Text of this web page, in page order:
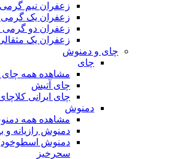
زعفران نیم
زعفران یک
زعفران دو
زعفران یک
چای و دمنوش
چای
مشاهده همه چای
چای آتیش
چای ایرانی
دمنوش
مشاهده همه
دمنوش رازیانه و
دمنوش
سحرخیز